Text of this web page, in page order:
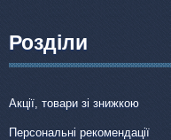
Розділи
Акції, товари зі знижкою
Персональні рекомендації